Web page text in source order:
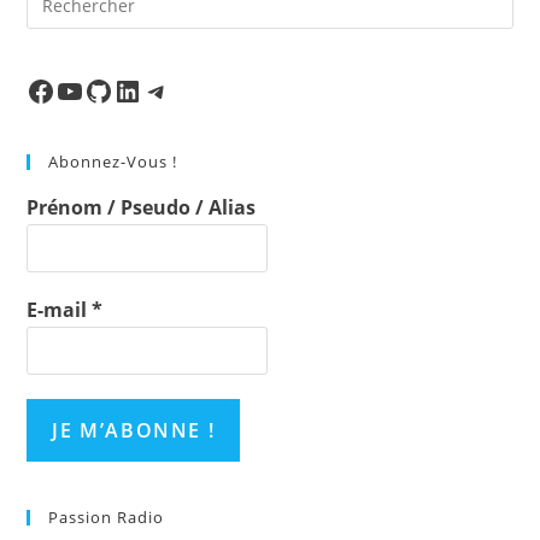
Facebook
Ma chaineMon Repo GithubLinkedInTelegram
Abonnez-Vous !
Prénom / Pseudo / Alias
E-mail*
Passion Radio